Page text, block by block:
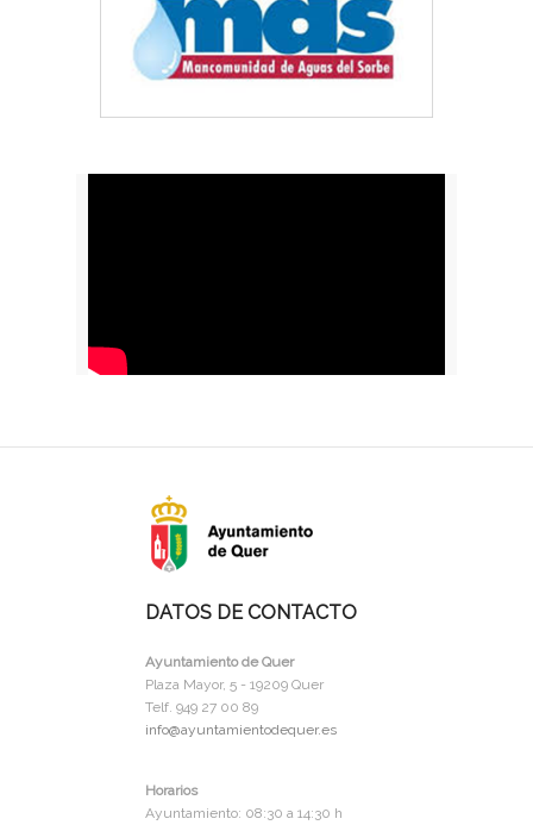
DATOS DE CONTACTO
Ayuntamiento de Quer
Plaza Mayor, 5 - 19209 Quer
Telf. 949 27 00 89
info@ayuntamientodequer.es
Horarios
Ayuntamiento: 08:30 a 14:30 h